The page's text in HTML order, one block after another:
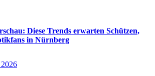
Diese Trends erwarten Schützen,
in Nürnberg
2026